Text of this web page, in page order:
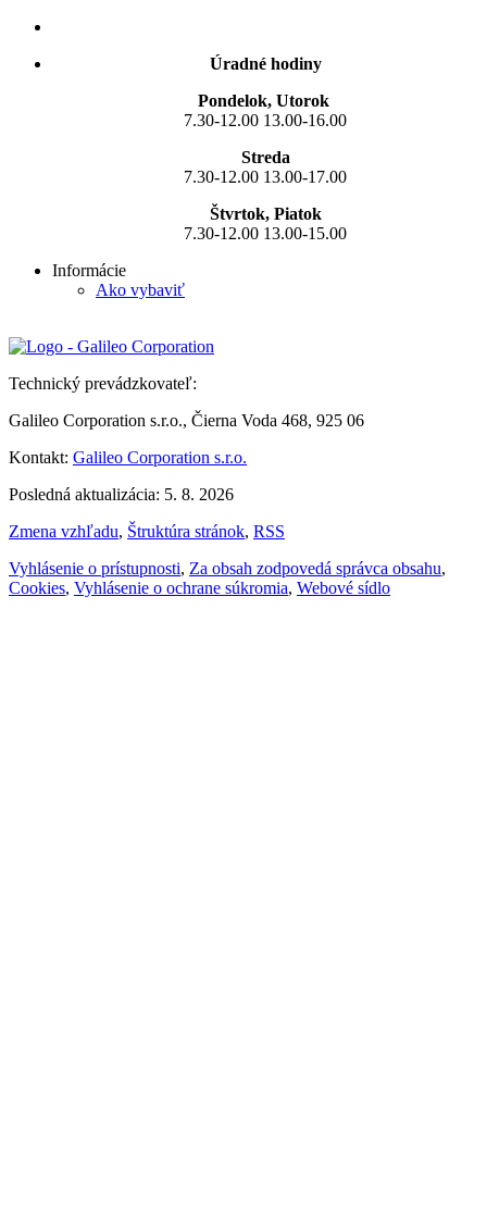
Úradné hodiny
Pondelok, Utorok
7.30-12.00 13.00-16.00
Streda
7.30-12.00 13.00-17.00
Štvrtok, Piatok
7.30-12.00 13.00-15.00
Informácie
Ako vybaviť
Technický prevádzkovateľ:
Galileo Corporation s.r.o., Čierna Voda 468, 925 06
Kontakt: Galileo Corporation s.r.o.
Posledná aktualizácia: 5. 8. 2026
Zmena vzhľadu, Štruktúra stránok, RSS
Vyhlásenie o prístupnosti, Za obsah zodpovedá správca obsahu,
Cookies, Vyhlásenie o ochrane súkromia, Webové sídlo